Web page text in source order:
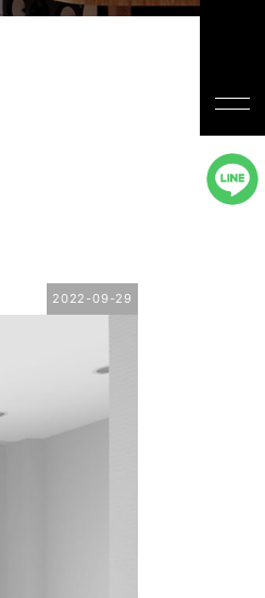
2022-09-29